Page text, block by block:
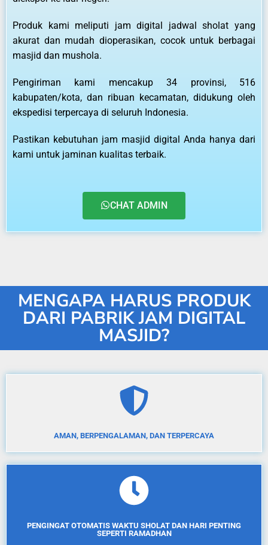
Produk kami meliputi jam digital jadwal sholat yang
akurat dan mudah dioperasikan, cocok untuk berbagai
masjid dan mushola.
Pengiriman kami mencakup 34 provinsi, 516
kabupaten/kota, dan ribuan kecamatan, didukung oleh
ekspedisi terpercaya di seluruh Indonesia.
Pastikan kebutuhan jam masjid digital Anda hanya dari
kami untuk jaminan kualitas terbaik.
CHAT ADMIN
MENGAPA HARUS PRODUK
DARI PABRIK JAM DIGITAL
MASJID?
AMAN, BERPENGALAMAN, DAN TERPERCAYA
PENGINGAT OTOMATIS WAKTU SHOLAT DAN HARI PENTING
SEPERTI RAMADHAN